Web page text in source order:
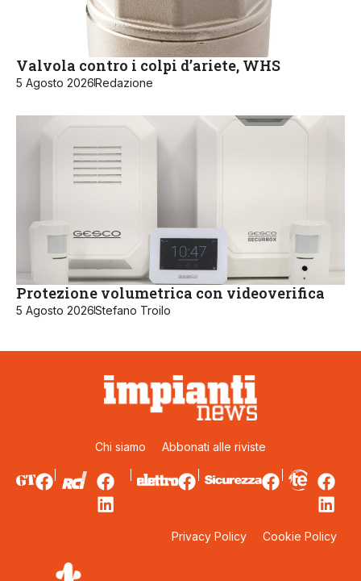
Valvola contro i colpi d’ariete, WHS
5 Agosto 2026Redazione
Protezione volumetrica con videoverifica
5 Agosto 2026Stefano Troilo
Chi siamo Abbonati alle riviste
Privacy Policy Cookie Policy